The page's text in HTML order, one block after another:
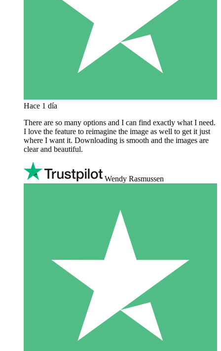
Hace 1 día
There are so many options and I can find exactly what I need.
I love the feature to reimagine the image as well to get it just
where I want it. Downloading is smooth and the images are
clear and beautiful.
Wendy Rasmussen